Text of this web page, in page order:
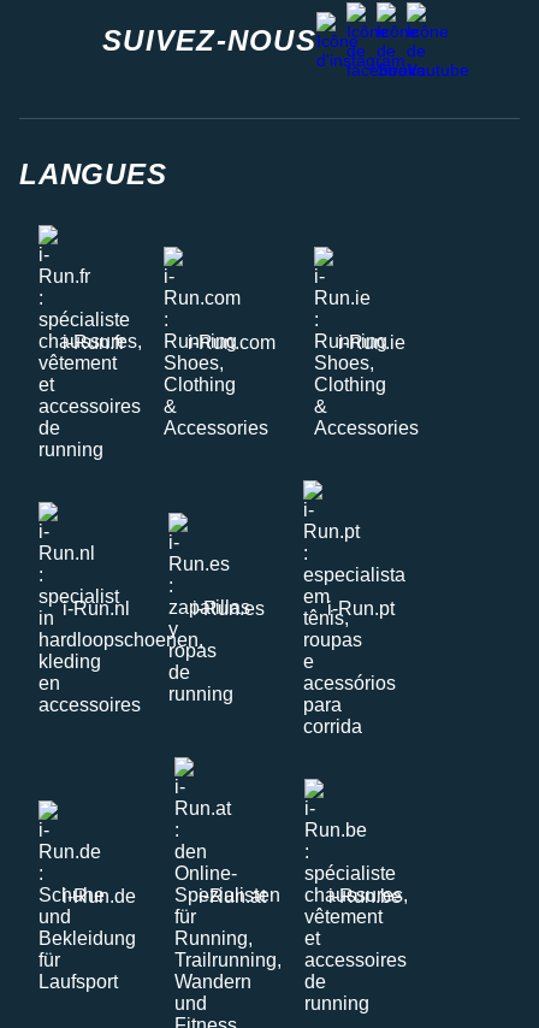
SUIVEZ-NOUS
instagram
facebook
stravayoutube
LANGUES
i-Run.fr i-Run.com i-Run.ie
i-Run.nl i-Run.es i-Run.pt
i-Run.de i-Run.at i-Run.be